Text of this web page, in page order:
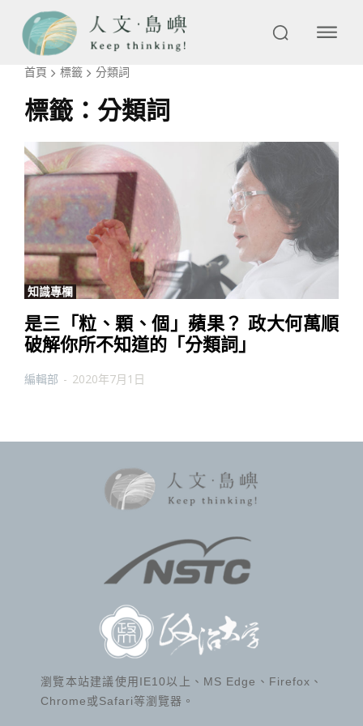
首頁 標籤 分類詞
標籤： 分類詞
知識專欄
是三「粒、顆、個」蘋果？ 政大何萬順
破解你所不知道的「分類詞」
編輯部 - 2020年7月1日
瀏覽本站建議使用IE10以上、MS Edge、Firefox、
Chrome或Safari等瀏覽器。